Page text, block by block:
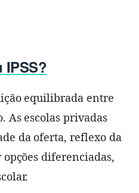
IPSS?
equilibrada entre
As escolas privadas
da oferta, reflexo da
diferenciadas,